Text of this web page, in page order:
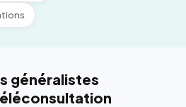
généralistes